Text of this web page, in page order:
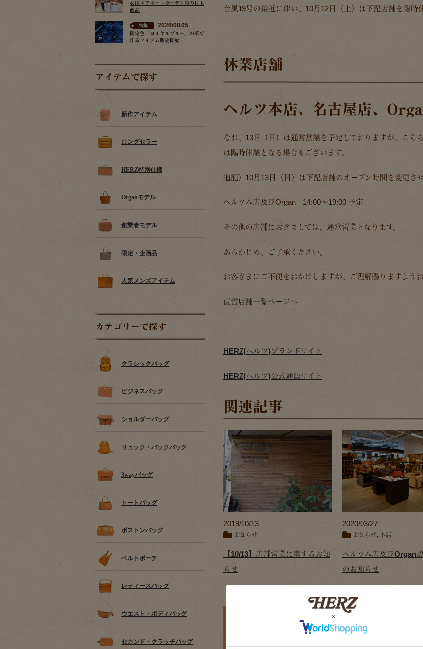
羽田エアポートガーデン店の目玉
商品
2026/08/05
限定色「ロイヤルブルー」の革で
作るアイテム販売開始
アイテムで探す
新作アイテム
ロングセラー
HERZ特別仕様
Organモデル
創業者モデル
限定・企画品
人気メンズアイテム
カテゴリーで探す
クラシックバッグ
ビジネスバッグ
ショルダーバッグ
リュック・バックパック
3wayバッグ
トートバッグ
ボストンバッグ
ベルトポーチ
レディースバッグ
ウエスト・ボディバッグ
セカンド・クラッチバッグ
台風19号の接近に伴い、10月12日（土）は下記店舗を臨時
休業店舗
ヘルツ本店、名古屋店、
なお、13日（日）は通常営業を予定しておりますが、こち
は臨時休業となる場合もございます。
追記）10月13日（日）は下記店舗のオープン時間を変更さ
ヘルツ本店及びOrgan 14:00〜19:00 予定
その他の店舗におきましては、通常営業となります。
あらかじめ、ご了承ください。
お客さまにご不便をおかけしますが、ご理解賜りますようお
直営店舗一覧ページへ
HERZ(ヘルツ)ブランドサイト
HERZ(ヘルツ)公式通販サイト
関連記事
2019/10/13
お知らせ
【10/13】店舗営業に関するお知
らせ
2020/03/27
お知らせ, 本店
ヘルツ本店及びOrgan
のお知らせ